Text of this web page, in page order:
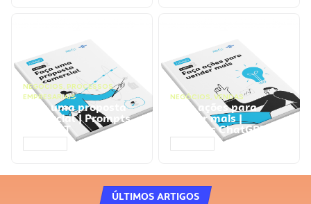
NEGÓCIOS, PROCESSOS
EMPRESARIAIS
Faça uma proposta
comercial | Prompts
ChatGPT
NEGÓCIOS, VENDAS
Faça ações para
vender mais |
Prompts ChatGPT
ÚLTIMOS ARTIGOS